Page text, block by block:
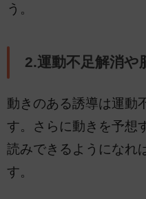
う。
2.運動不足解消や
動きのある誘導は運動
す。さらに動きを予想
読みできるようになれ
す。